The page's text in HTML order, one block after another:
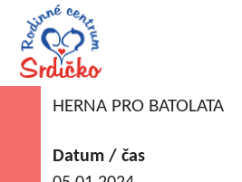
HERNA PRO BATOLATA
Datum / čas